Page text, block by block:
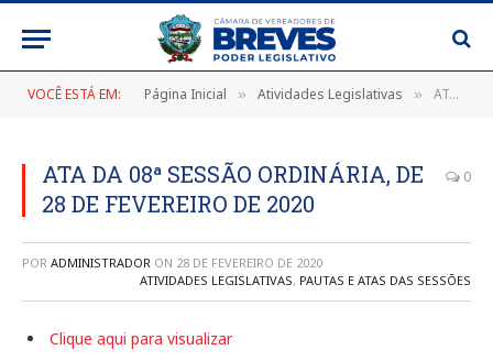
VOCÊ ESTÁ EM: Página Inicial » Atividades Legislativas » ATA DA 08ª SESSÃO ORDINÁRIA, DE 28 DE FEVEREIRO DE 2020
ATA DA 08ª SESSÃO ORDINÁRIA, DE
28 DE FEVEREIRO DE 2020
0
POR ADMINISTRADOR ON 28 DE FEVEREIRO DE 2020
ATIVIDADES LEGISLATIVAS, PAUTAS E ATAS DAS SESSÕES
Clique aqui para visualizar